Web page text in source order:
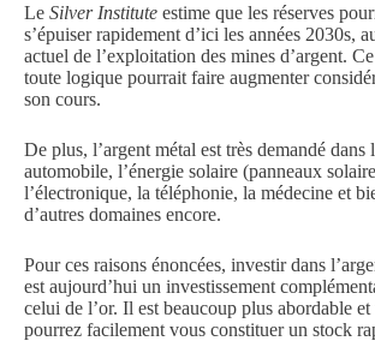
Le Silver Institute estime que les réserves
s’épuiser rapidement d’ici les années 2030s,
actuel de l’exploitation des mines d’argent.
toute logique pourrait faire augmenter
son cours.
De plus, l’argent métal est très demandé dans
automobile, l’énergie solaire (panneaux
l’électronique, la téléphonie, la médecine et
d’autres domaines encore.
Pour ces raisons énoncées, investir dans
est aujourd’hui un investissement
celui de l’or. Il est beaucoup plus abordable et
pourrez facilement vous constituer un stock